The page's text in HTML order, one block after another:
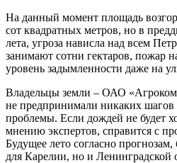
На данный момент площадь
сот квадратных метров, но в
лета, угроза нависла над всем
занимают сотни гектаров, пожар
уровень задымленности даже на
Владельцы земли – ОАО
не предпринимали никаких шагов
проблемы. Если дождей не будет
мнению экспертов, справится с
Будущее лето согласно
для Карелии, но и Ленинградской